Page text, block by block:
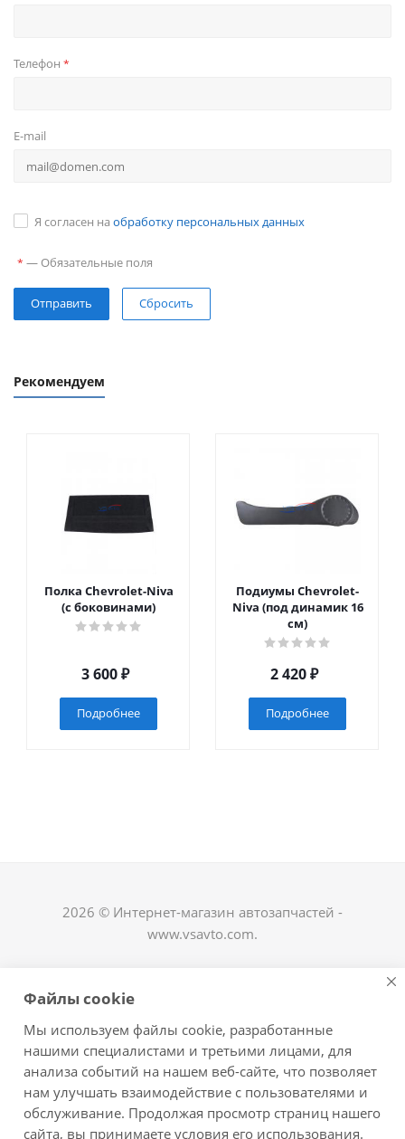
Телефон *
E-mail
Я согласен на обработку персональных данных
* — Обязательные поля
Сбросить
Рекомендуем
Полка Chevrolet-Niva
(с боковинами)
3 600₽
Подробнее
Подиумы Chevrolet-
Niva (под динамик 16
см)
2 420₽
Подробнее
2026 © Интернет-магазин автозапчастей -
www.vsavto.com.
+7 (8482) 622-122 avtovs@yandex.ru
г. Тольятти, ул. Офицерская 14, ГСК "Пламя", 4
этаж, офис 476
Оставайтесь на связи
Файлы cookie
Мы используем файлы cookie, разработанные
нашими специалистами и третьими лицами, для
анализа событий на нашем веб-сайте, что позволяет
нам улучшать взаимодействие с пользователями и
обслуживание. Продолжая просмотр страниц нашего
сайта, вы принимаете условия его использования.